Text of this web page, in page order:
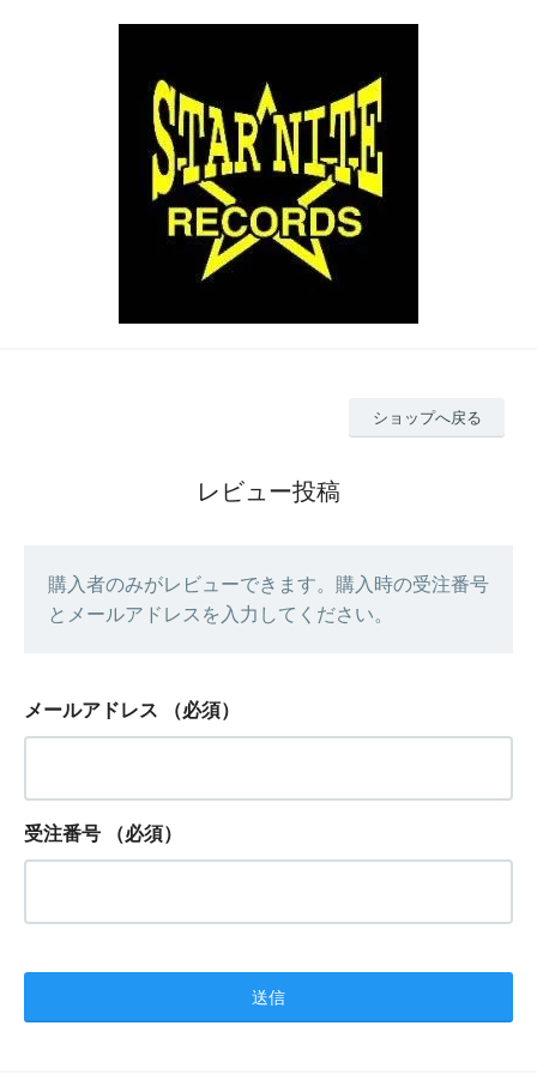
ショップへ戻る
レビュー投稿
購入者のみがレビューできます。購入時の受注番号
とメールアドレスを入力してください。
メールアドレス （必須）
受注番号 （必須）